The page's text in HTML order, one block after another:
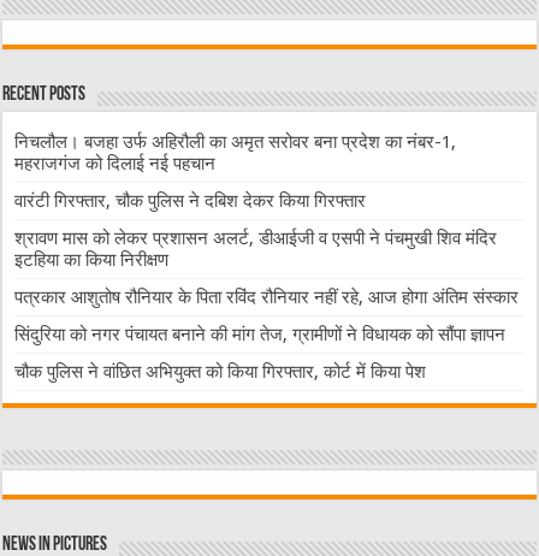
Recent Posts
निचलौल। बजहा उर्फ अहिरौली का अमृत सरोवर बना प्रदेश का नंबर-1,
महराजगंज को दिलाई नई पहचान
वारंटी गिरफ्तार, चौक पुलिस ने दबिश देकर किया गिरफ्तार
श्रावण मास को लेकर प्रशासन अलर्ट, डीआईजी व एसपी ने पंचमुखी शिव मंदिर
इटहिया का किया निरीक्षण
पत्रकार आशुतोष रौनियार के पिता रविंद रौनियार नहीं रहे, आज होगा अंतिम संस्कार
सिंदुरिया को नगर पंचायत बनाने की मांग तेज, ग्रामीणों ने विधायक को सौंपा ज्ञापन
चौक पुलिस ने वांछित अभियुक्त को किया गिरफ्तार, कोर्ट में किया पेश
News in Pictures